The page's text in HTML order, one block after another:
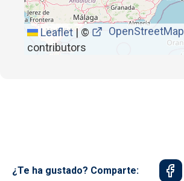
Leaflet | ©
OpenStreetMap
contributors
¿Te ha gustado? Comparte: